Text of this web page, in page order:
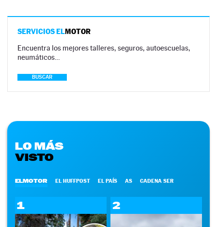
SERVICIOS ELMOTOR
Encuentra los mejores talleres, seguros, autoescuelas,
neumáticos…
BUSCAR
LO MÁS
VISTO
ELMOTOR EL HUFFPOST EL PAÍS AS CADENA SER
1 2